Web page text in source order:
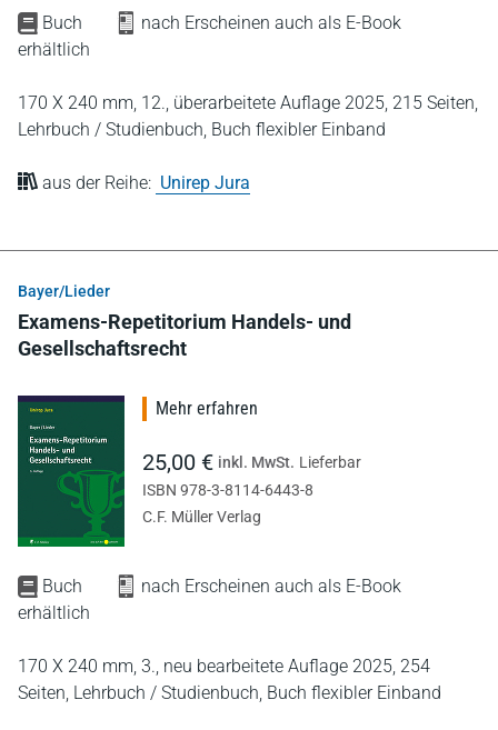
Buch
nach Erscheinen auch als E-Book
erhältlich
170 X 240 mm, 12., überarbeitete Auflage 2025, 215 Seiten,
Lehrbuch / Studienbuch, Buch flexibler Einband
aus der Reihe: Unirep Jura
Bayer/Lieder
Examens-Repetitorium Handels- und
Gesellschaftsrecht
Buch
nach Erscheinen auch als E-Book
erhältlich
170 X 240 mm, 3., neu bearbeitete Auflage 2025, 254
Seiten, Lehrbuch / Studienbuch, Buch flexibler Einband
Mehr erfahren
25,00 € inkl. MwSt. Lieferbar
ISBN 978-3-8114-6443-8
C.F. Müller Verlag